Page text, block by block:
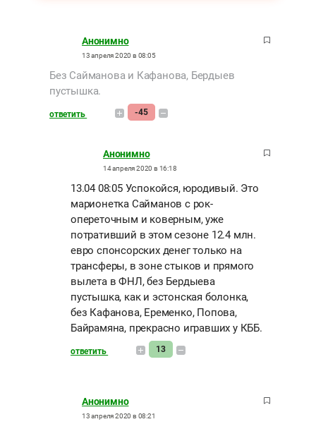
Анонимно
13 апреля 2020 в 08:05
Без Сайманова и Кафанова, Бердыев
пустышка.
ответить -45
Анонимно
14 апреля 2020 в 16:18
13.04 08:05 Успокойся, юродивый. Это
марионетка Сайманов с рок-
опереточным и коверным, уже
потративший в этом сезоне 12.4 млн.
евро спонсорских денег только на
трансферы, в зоне стыков и прямого
вылета в ФНЛ, без Бердыева
пустышка, как и эстонская болонка,
без Кафанова, Еременко, Попова,
Байрамяна, прекрасно игравших у КББ.
ответить 13
Анонимно
13 апреля 2020 в 08:21